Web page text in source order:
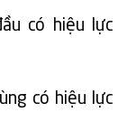
có hiệu lực
có hiệu lực